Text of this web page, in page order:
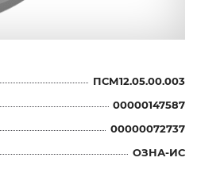
ПСМ12.05.00.003
00000147587
00000072737
ОЗНА-ИС